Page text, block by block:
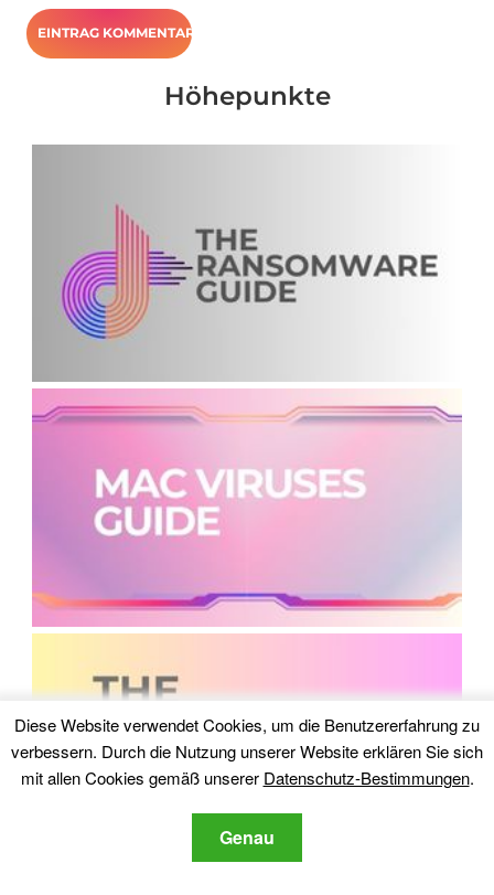
Höhepunkte
Diese Website verwendet Cookies, um die Benutzererfahrung zu
verbessern. Durch die Nutzung unserer Website erklären Sie sich
mit allen Cookies gemäß unserer Datenschutz-Bestimmungen.
Genau